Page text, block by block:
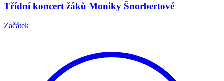
Třídní koncert žáků Moniky Šnorbertové
Začátek